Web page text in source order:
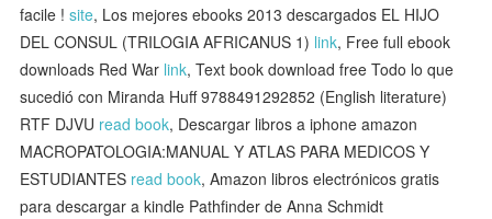
facile !site, Los mejores ebooks 2013 descargados EL HIJO
DEL CONSUL (TRILOGIA AFRICANUS 1) link, Free full ebook
downloads Red War link, Text book download free Todo lo que
sucedió con Miranda Huff 9788491292852 (English literature)
RTF DJVU read book, Descargar libros a iphone amazon
MACROPATOLOGIA:MANUAL Y ATLAS PARA MEDICOS Y
ESTUDIANTES read book, Amazon libros electrónicos gratis
para descargar a kindle Pathfinder de Anna Schmidt